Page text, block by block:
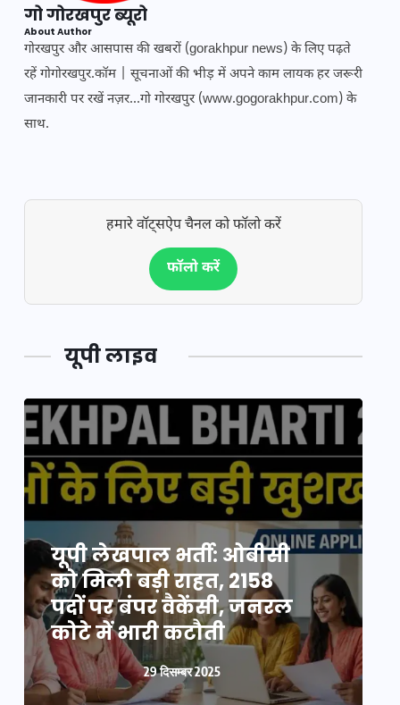
गो गोरखपुर ब्यूरो
About Author
गोरखपुर और आसपास की खबरों (gorakhpur news) के लिए पढ़ते
रहें गोगोरखपुर.कॉम | सूचनाओं की भीड़ में अपने काम लायक हर जरूरी
जानकारी पर रखें नज़र...गो गोरखपुर (www.gogorakhpur.com) के
साथ.
हमारे वॉट्सऐप चैनल को फॉलो करें
फॉलो करें
यूपी लाइव
यूपी न्यूज़: नौकरों ने पिता-
पुत्री को 5 साल घर में बनाया
बंधक, बुजुर्ग की मौत, बेटी
बनी ‘कंकाल’
29 दिसम्बर 2025
यूपी लेखपाल भर्ती: ओबीसी
को मिली बड़ी राहत, 2158
पदों पर बंपर वैकेंसी, जनरल
कोटे में भारी कटौती
29 दिसम्बर 2025